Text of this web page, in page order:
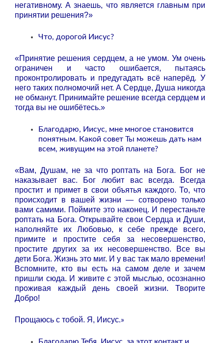
негативному. А знаешь, что является главным при
принятии решения?»
Что, дорогой Иисус?
«Принятие решения сердцем, а не умом. Ум очень
ограничен и часто ошибается, пытаясь
проконтролировать и предугадать всё наперёд. У
него таких полномочий нет. А Сердце, Душа никогда
не обманут. Принимайте решение всегда сердцем и
тогда вы не ошибётесь.»
Благодарю, Иисус, мне многое становится
понятным. Какой совет Ты можешь дать нам
всем, живущим на этой планете?
«Вам, Душам, не за что роптать на Бога. Бог не
наказывает вас. Бог любит вас всегда. Всегда
простит и примет в свои объятья каждого.То, что
происходит в вашей жизни — сотворено только
вами самими. Поймите это наконец. И перестаньте
роптать на Бога. Открывайте свои Сердца и Души,
наполняйте их Любовью, к себе прежде всего,
примите и простите себя за несовершенство,
простите других за их несовершенство. Все вы
дети Бога. Жизнь это миг. И у вас так мало времени!
Вспомните, кто вы есть на самом деле и зачем
пришли сюда. И живите с этой мыслью, осознанно
проживая каждый день своей жизни. Творите
Добро!
Прощаюсь с тобой. Я, Иисус.»